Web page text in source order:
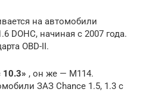
на автомобили
DOHC, начиная с 2007 года.
OBD-II.
10.3» , он же — М114.
ЗАЗ Chance 1.5, 1.3 с